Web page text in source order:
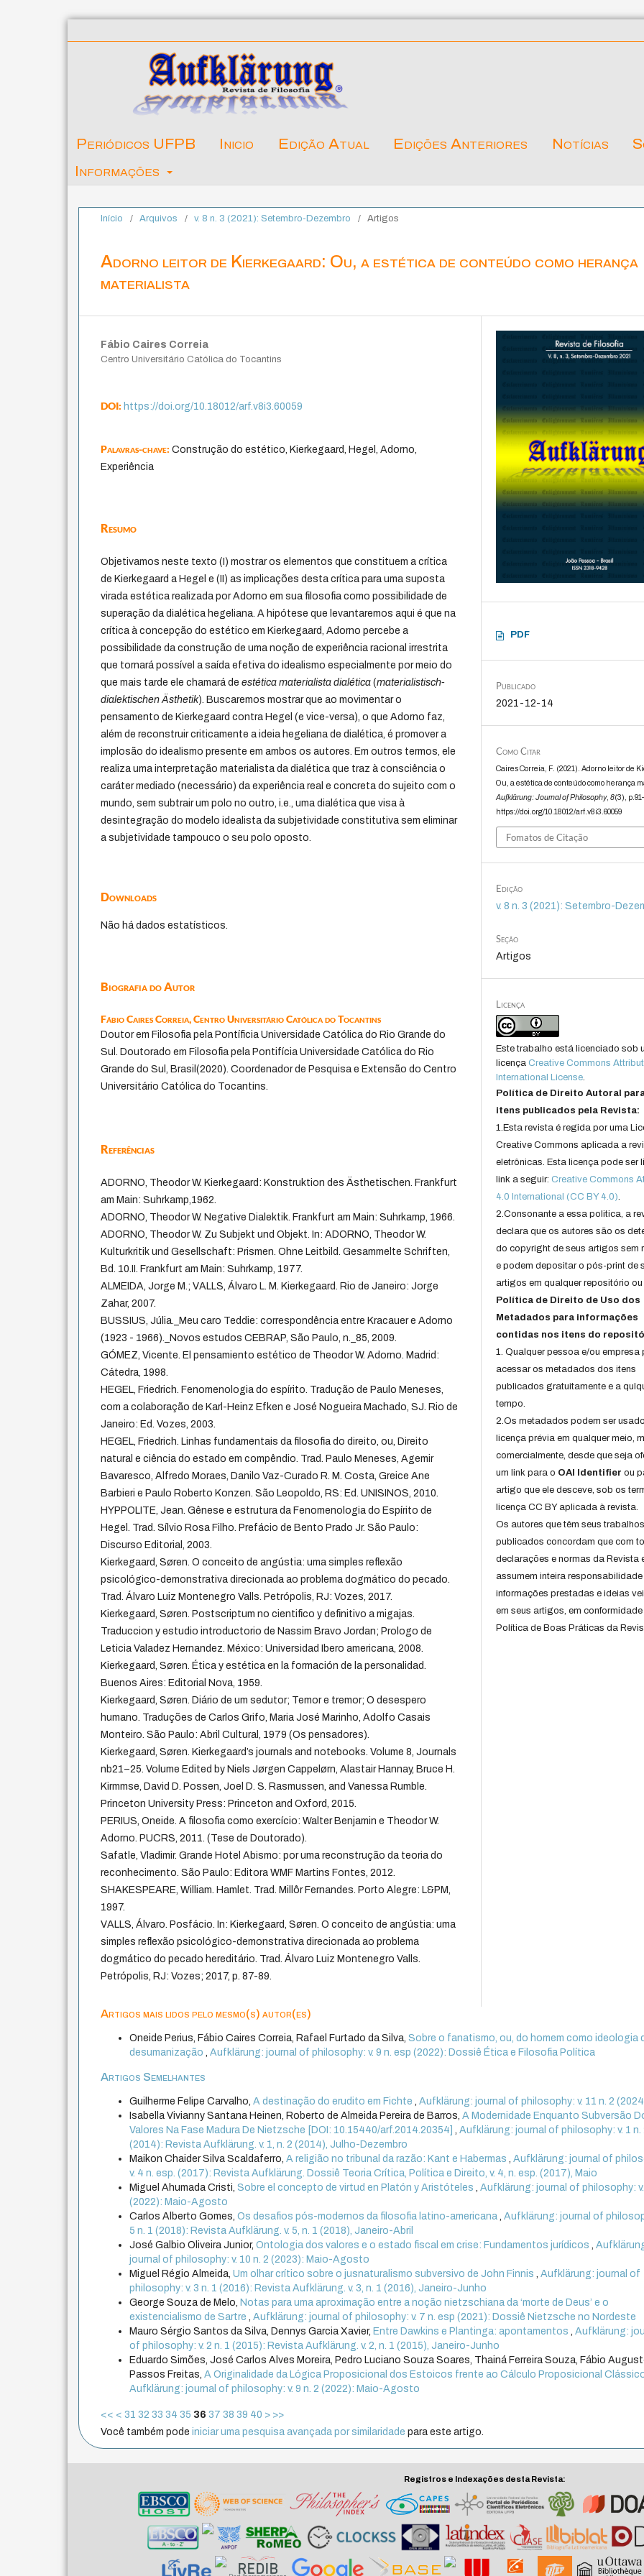
Periódicos UFPB Inicio Edição Atual Edições Anteriores Notícias
Informações
Início / Arquivos / v. 8 n. 3 (2021): Setembro-Dezembro / Artigos
Adorno leitor de Kierkegaard: Ou, a estética de conteúdo como herança
materialista
Fábio Caires Correia
Centro Universitário Católica do Tocantins
DOI:https://doi.org/10.18012/arf.v8i3.60059
Palavras-chave:Construção do estético, Kierkegaard, Hegel, Adorno,
Experiência
Resumo
Objetivamos neste texto (I) mostrar os elementos que constituem a crítica
de Kierkegaard a Hegel e (II) as implicações desta crítica para uma suposta
virada estética realizada por Adorno em sua filosofia como possibilidade de
superação da dialética hegeliana. A hipótese que levantaremos aqui é que na
crítica à concepção do estético em Kierkegaard, Adorno percebe a
possibilidade da construção de uma noção de experiência racional irrestrita
que tornará possível a saída efetiva do idealismo especialmente por meio do
que mais tarde ele chamará deestética materialista dialética(materialistisch-
dialektischen Ästhetik). Buscaremos mostrar que ao movimentar o
pensamento de Kierkegaard contra Hegel (e vice-versa), o que Adorno faz,
além de reconstruir criticamente a ideia hegeliana de dialética, é promover a
implosão do idealismo presente em ambos os autores. Em outros termos, ele
realiza uma interpretação materialista da dialética que traz à consciência o
caráter mediado (necessário) da experiência real e concreta do sujeito com o
mundo, sem subtrair um polo no outro, i.e., uma dialética que visa à
desintegração do modelo idealista da subjetividade constitutiva sem eliminar
a subjetividade tampouco o seu polo oposto.
Downloads
Não há dados estatísticos.
Biografia do Autor
Fábio Caires Correia,Centro Universitário Católica do Tocantins
Doutor em Filosofia pela Pontíficia Universidade Católica do Rio Grande do
Sul. Doutorado em Filosofia pela Pontifícia Universidade Católica do Rio
Grande do Sul, Brasil(2020). Coordenador de Pesquisa e Extensão do Centro
Universitário Católica do Tocantins.
Referências
ADORNO, Theodor W. Kierkegaard: Konstruktion des Ästhetischen. Frankfurt
am Main: Suhrkamp,1962.
ADORNO, Theodor W. Negative Dialektik. Frankfurt am Main: Suhrkamp, 1966.
ADORNO, Theodor W. Zu Subjekt und Objekt. In: ADORNO, Theodor W.
Kulturkritik und Gesellschaft: Prismen. Ohne Leitbild. Gesammelte Schriften,
Bd. 10.II. Frankfurt am Main: Suhrkamp, 1977.
ALMEIDA, Jorge M.; VALLS, Álvaro L. M. Kierkegaard. Rio de Janeiro: Jorge
Zahar, 2007.
BUSSIUS, Júlia._Meu caro Teddie: correspondência entre Kracauer e Adorno
(1923 - 1966)._Novos estudos CEBRAP, São Paulo, n._85, 2009.
GÓMEZ, Vicente. El pensamiento estético de Theodor W. Adorno. Madrid:
Cátedra, 1998.
HEGEL, Friedrich. Fenomenologia do espírito. Tradução de Paulo Meneses,
com a colaboração de Karl-Heinz Efken e José Nogueira Machado, SJ. Rio de
Janeiro: Ed. Vozes, 2003.
HEGEL, Friedrich. Linhas fundamentais da filosofia do direito, ou, Direito
natural e ciência do estado em compêndio. Trad. Paulo Meneses, Agemir
Bavaresco, Alfredo Moraes, Danilo Vaz-Curado R. M. Costa, Greice Ane
Barbieri e Paulo Roberto Konzen. São Leopoldo, RS: Ed. UNISINOS, 2010.
HYPPOLITE, Jean. Gênese e estrutura da Fenomenologia do Espírito de
Hegel. Trad. Sílvio Rosa Filho. Prefácio de Bento Prado Jr. São Paulo:
Discurso Editorial, 2003.
Kierkegaard, Søren. O conceito de angústia: uma simples reflexão
psicológico-demonstrativa direcionada ao problema dogmático do pecado.
Trad. Álvaro Luiz Montenegro Valls. Petrópolis, RJ: Vozes, 2017.
Kierkegaard, Søren. Postscriptum no cientifico y definitivo a migajas.
Traduccion y estudio introductorio de Nassim Bravo Jordan; Prologo de
Leticia Valadez Hernandez. México: Universidad Ibero americana, 2008.
Kierkegaard, Søren. Ética y estética en la formación de la personalidad.
Buenos Aires: Editorial Nova, 1959.
Kierkegaard, Søren. Diário de um sedutor; Temor e tremor; O desespero
humano. Traduções de Carlos Grifo, Maria José Marinho, Adolfo Casais
Monteiro. São Paulo: Abril Cultural, 1979 (Os pensadores).
Kierkegaard, Søren. Kierkegaard’s journals and notebooks. Volume 8, Journals
nb21–25. Volume Edited by Niels Jørgen Cappelørn, Alastair Hannay, Bruce H.
Kirmmse, David D. Possen, Joel D. S. Rasmussen, and Vanessa Rumble.
Princeton University Press: Princeton and Oxford, 2015.
PERIUS, Oneide. A filosofia como exercício: Walter Benjamin e Theodor W.
Adorno. PUCRS, 2011. (Tese de Doutorado).
Safatle, Vladimir. Grande Hotel Abismo: por uma reconstrução da teoria do
reconhecimento. São Paulo: Editora WMF Martins Fontes, 2012.
SHAKESPEARE, William. Hamlet. Trad. Millôr Fernandes. Porto Alegre: L&PM,
1997.
VALLS, Álvaro. Posfácio. In: Kierkegaard, Søren. O conceito de angústia: uma
simples reflexão psicológico-demonstrativa direcionada ao problema
dogmático do pecado hereditário. Trad. Álvaro Luiz Montenegro Valls.
Petrópolis, RJ: Vozes; 2017, p. 87-89.
PDF
Publicado
2021-12-14
Como Citar
Caires Correia, F. (2021). Adorno leitor de
Ou, a estética de conteúdo como herança
Aufklärung: Journal of Philosophy,8(3),
https://doi.org/10.18012/arf.v8i3.60059
Fomatos de Citação
Edição
v. 8 n. 3 (2021): Setembro-
Seção
Artigos
Licença
Este trabalho está licenciado sob
licençaCreative Commons
International License.
Política de Direito Autoral
itens publicados pela Revista:
1.Esta revista é regida por uma
Creative Commons aplicada a
eletrônicas. Esta licença pode ser
link a seguir:Creative Commons
4.0 International (CC BY 4.0).
2.Consonante a essa politica, a
declara que os autores são os
do copyright de seus artigos sem
e podem depositar o pós-print de
artigos em qualquer repositório ou
Política de Direito de Uso dos
Metadados para informações
contidas nos itens do
1. Qualquer pessoa e/ou empresa
acessar os metadados dos itens
publicados gratuitamente e a
tempo.
2.Os metadados podem ser
licença prévia em qualquer meio,
comercialmente, desde que seja
um link para o OAI Identifier ou
artigo que ele desceve, sob os
licença CC BY aplicada à revista.
Os autores que têm seus trabalhos
publicados concordam que com
declarações e normas da Revista
assumem inteira responsabilidade
informações prestadas e ideias
em seus artigos, em
Política de Boas Práticas da
Artigos mais lidos pelo mesmo(s) autor(es)
Oneide Perius, Fábio Caires Correia, Rafael Furtado da Silva,Sobre o fanatismo, ou, do homem como ideologia
desumanização
,Aufklärung: journal of philosophy: v. 9 n. esp (2022): Dossiê Ética e Filosofia Política
Artigos Semelhantes
Guilherme Felipe Carvalho,A destinação do erudito em Fichte ,Aufklärung: journal of philosophy: v. 11 n. 2
Isabella Vivianny Santana Heinen, Roberto de Almeida Pereira de Barros,A Modernidade Enquanto Subversão
Valores Na Fase Madura De Nietzsche [DOI: 10.15440/arf.2014.20354]
,Aufklärung: journal of philosophy: v. 1 n.
(2014): Revista Aufklärung. v. 1, n. 2 (2014), Julho-Dezembro
Maikon Chaider Silva Scaldaferro,A religião no tribunal da razão: Kant e Habermas ,Aufklärung: journal of
v. 4 n. esp. (2017): Revista Aufklärung. Dossiê Teoria Crítica, Política e Direito, v. 4, n. esp. (2017), Maio
Miguel Ahumada Cristi,Sobre el concepto de virtud en Platón y Aristóteles ,Aufklärung: journal of philosophy: v.
(2022): Maio-Agosto
Carlos Alberto Gomes,Os desafios pós-modernos da filosofia latino-americana ,Aufklärung: journal of
5 n. 1 (2018): Revista Aufklärung. v. 5, n. 1 (2018), Janeiro-Abril
José Galbio Oliveira Junior,Ontologia dos valores e o estado fiscal em crise: Fundamentos jurídicos ,
journal of philosophy: v. 10 n. 2 (2023): Maio-Agosto
Miguel Régio Almeida,Um olhar crítico sobre o jusnaturalismo subversivo de John Finnis ,Aufklärung: journal of
philosophy: v. 3 n. 1 (2016): Revista Aufklärung. v. 3, n. 1 (2016), Janeiro-Junho
George Souza de Melo, Notas para uma aproximação entre a noção nietzschiana da ‘morte de Deus’ e o
existencialismo de Sartre
,Aufklärung: journal of philosophy: v. 7 n. esp (2021): Dossiê Nietzsche no Nordeste
Mauro Sérgio Santos da Silva, Dennys Garcia Xavier, Entre Dawkins e Plantinga: apontamentos ,Aufklärung:
of philosophy: v. 2 n. 1 (2015): Revista Aufklärung. v. 2, n. 1 (2015), Janeiro-Junho
Eduardo Simões, José Carlos Alves Moreira, Pedro Luciano Souza Soares, Thainá Ferreira Souza, Fábio
Passos Freitas,A Originalidade da Lógica Proposicional dos Estoicos frente ao Cálculo Proposicional
Aufklärung: journal of philosophy: v. 9 n. 2 (2022): Maio-Agosto
<< < 31 32 33 34 35 36 37 38 39 40 > >>
Você também podeiniciar uma pesquisa avançada por similaridade para este artigo.
Registros e Indexações desta Revista: